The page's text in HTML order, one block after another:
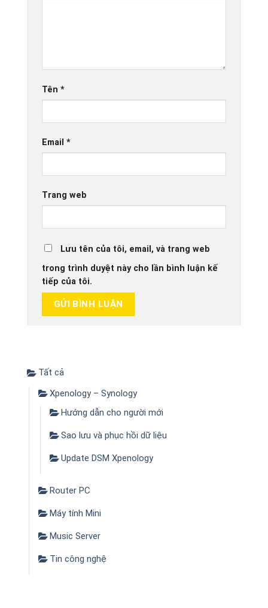
Tên *
Email *
Trang web
Lưu tên của tôi, email, và trang web
trong trình duyệt này cho lần bình luận kế
tiếp của tôi.
Tất cả
Xpenology – Synology
Hướng dẫn cho người mới
Sao lưu và phục hồi dữ liệu
Update DSM Xpenology
Router PC
Máy tính Mini
Music Server
Tin công nghệ